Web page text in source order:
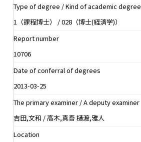
Type of degree / Kind of academic degree
1（課程博士） / 028（博士(経済学)）
Report number
10706
Date of conferral of degrees
2013-03-25
The primary examiner / A deputy examiner
吉田,文和 / 高木,真吾 樋渡,雅人
Location